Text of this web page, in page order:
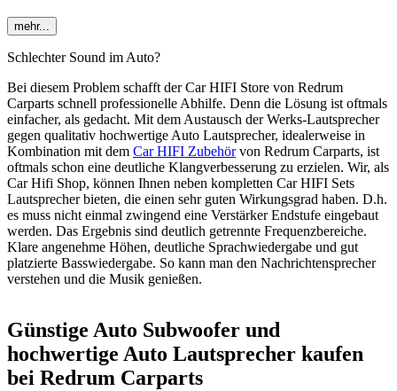
mehr...
Schlechter Sound im Auto?
Bei diesem Problem schafft der Car HIFI Store von Redrum
Carparts schnell professionelle Abhilfe. Denn die Lösung ist oftmals
einfacher, als gedacht. Mit dem Austausch der Werks-Lautsprecher
gegen qualitativ hochwertige Auto Lautsprecher, idealerweise in
Kombination mit dem Car HIFI Zubehörvon Redrum Carparts, ist
oftmals schon eine deutliche Klangverbesserung zu erzielen. Wir, als
Car Hifi Shop, können Ihnen neben kompletten Car HIFI Sets
Lautsprecher bieten, die einen sehr guten Wirkungsgrad haben. D.h.
es muss nicht einmal zwingend eine Verstärker Endstufe eingebaut
werden. Das Ergebnis sind deutlich getrennte Frequenzbereiche.
Klare angenehme Höhen, deutliche Sprachwiedergabe und gut
platzierte Basswiedergabe. So kann man den Nachrichtensprecher
verstehen und die Musik genießen.
Günstige Auto Subwoofer und
hochwertige Auto Lautsprecher kaufen
bei Redrum Carparts